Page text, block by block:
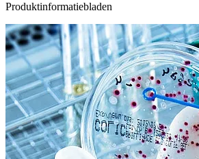
Produktinformatiebladen